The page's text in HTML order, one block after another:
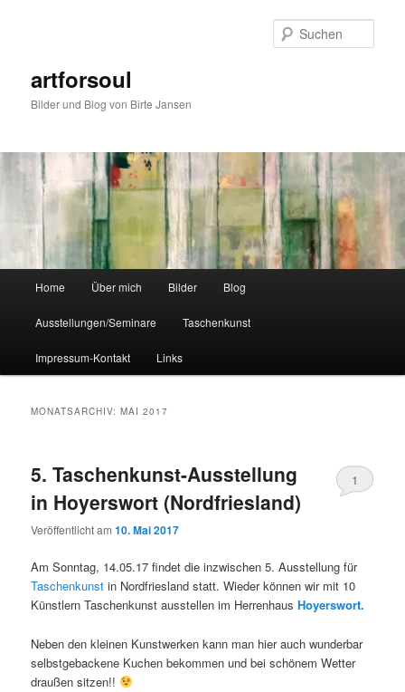
artforsoul
Bilder und Blog von Birte Jansen
Home Über mich Bilder Blog
Ausstellungen/Seminare Taschenkunst
Impressum-Kontakt Links
MONATSARCHIV:MAI 2017
5. Taschenkunst-Ausstellung
in Hoyerswort (Nordfriesland)
Veröffentlicht am10. Mai 2017
1
Am Sonntag, 14.05.17 findet die inzwischen 5. Ausstellung für
Taschenkunst in Nordfriesland statt. Wieder können wir mit 10
Künstlern Taschenkunst ausstellen im HerrenhausHoyerswort.
Neben den kleinen Kunstwerken kann man hier auch wunderbar
selbstgebackene Kuchen bekommen und bei schönem Wetter
draußen sitzen!!